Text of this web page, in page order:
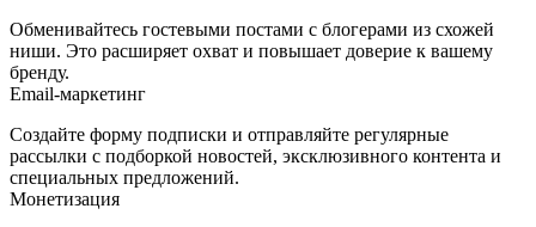
Обменивайтесь гостевыми постами с блогерами из схожей
ниши. Это расширяет охват и повышает доверие к вашему
бренду.
Email‑маркетинг
Создайте форму подписки и отправляйте регулярные
рассылки с подборкой новостей, эксклюзивного контента и
специальных предложений.
Монетизация